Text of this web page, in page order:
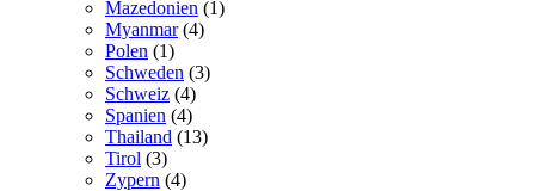
Mazedonien (1)
Myanmar(4)
Polen (1)
Schweden (3)
Schweiz (4)
Spanien (4)
Thailand (13)
Tirol (3)
Zypern (4)